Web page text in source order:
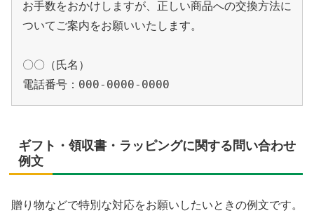
お手数をおかけしますが、正しい商品への交換方法に
ついてご案内をお願いいたします。
〇〇（氏名）
ギフト・領収書・ラッピングに関する問い合わせ
例文
贈り物などで特別な対応をお願いしたいときの例文です。